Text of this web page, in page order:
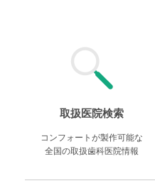
取扱医院検索
コンフォートが製作可能な
全国の取扱歯科医院情報